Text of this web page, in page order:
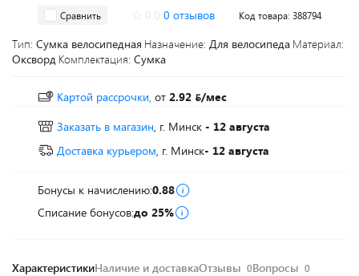
Сравнить 0 отзывов Код товара: 388794
Тип: Сумка велосипедная Назначение: Для велосипеда Материал:
Оксворд Комплектация: Сумка
Картой рассрочки, от 2.92
/мес
Заказать в магазин, г. Минск - 12 августа
Доставка курьером, г. Минск- 12 августа
Бонусы к начислению:0.88
Списание бонусов:до 25%
ХарактеристикиНаличие и доставкаОтзывы 0Вопросы 0